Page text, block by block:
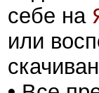
себе на
или